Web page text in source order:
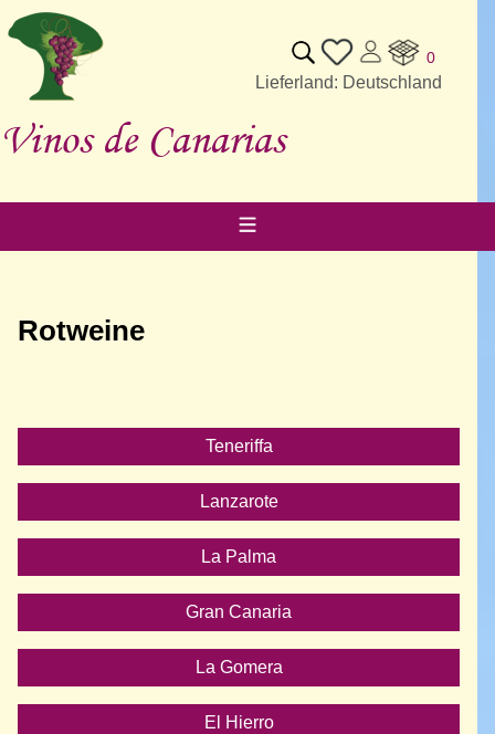
Vinos de Canarias
0
Lieferland: Deutschland
Rotweine
Teneriffa
Lanzarote
La Palma
Gran Canaria
La Gomera
El Hierro